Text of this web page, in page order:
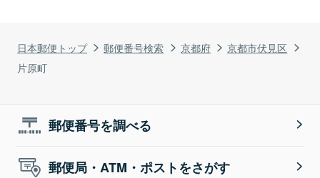
日本郵便トップ 郵便番号検索 京都府
京都市伏見区
片原町
郵便番号を調べる
郵便局・ATM・ポストをさがす